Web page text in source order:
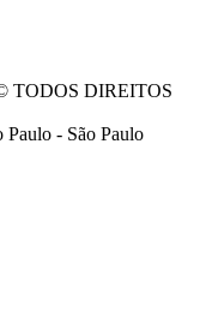
TODOS DIREITOS
Paulo - São Paulo